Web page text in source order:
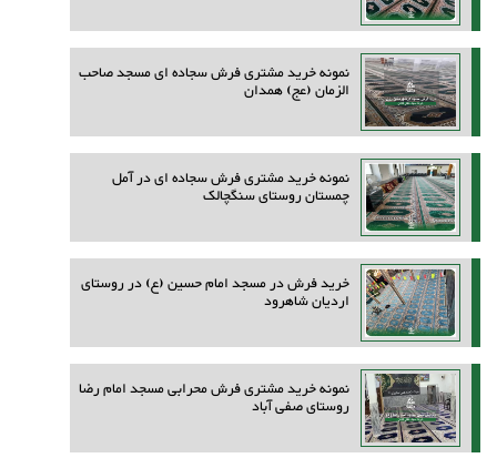
نمونه خرید مشتری فرش سجاده ای مسجد صاحب
الزمان (عج) همدان
نمونه خرید مشتری فرش سجاده ای در آمل
چمستان روستای سنگچالک
خرید فرش در مسجد امام حسین (ع) در روستای
اردیان شاهرود
نمونه خرید مشتری فرش محرابی مسجد امام رضا
روستای صفی آباد